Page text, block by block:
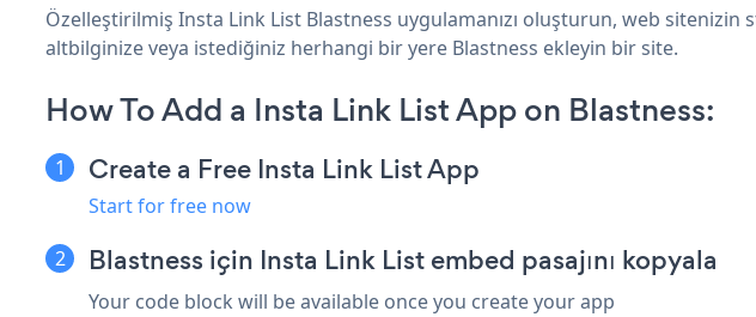
Özelleştirilmiş Insta Link List Blastness uygulamanızı oluşturun, web
altbilginize veya istediğiniz herhangi bir yere Blastness ekleyin bir site.
How To Add a Insta Link List App on Blastness:
Create a Free Insta Link List App
Start for free now
Blastness için Insta Link List embed pasajını kopyala
Your code block will be available once you create your app